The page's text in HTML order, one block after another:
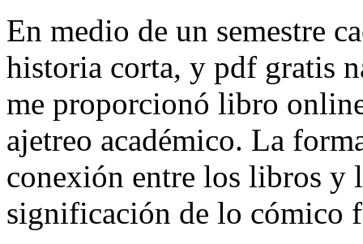
En medio de un semestre
historia corta, y pdf gratis
me proporcionó libro
ajetreo académico. La
conexión entre los libros y
significación de lo cómico